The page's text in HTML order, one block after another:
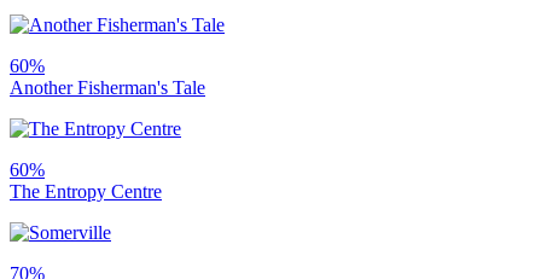
60%
Another Fisherman's Tale
60%
The Entropy Centre
70%